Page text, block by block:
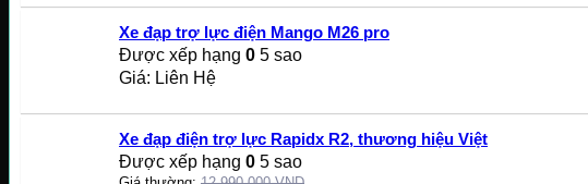
Xe đạp trợ lực điện Mango M26 pro
Được xếp hạng 0 5 sao
Giá: Liên Hệ
Xe đạp điện trợ lực Rapidx R2, thương hiệu Việt
Được xếp hạng 0 5 sao